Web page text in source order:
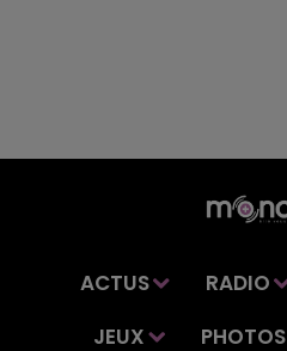
ACTUS RADIO
JEUX
PHOTOS